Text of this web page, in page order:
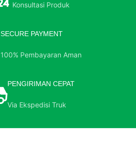
Konsultasi Produk
SECURE PAYMENT
100% Pembayaran Aman
PENGIRIMAN CEPAT
Via Ekspedisi Truk